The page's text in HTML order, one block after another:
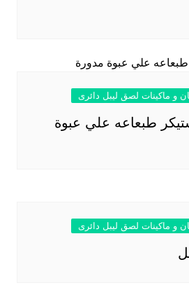
و ماكينات لصق ليبل دائرى
طبعاعه علي عبوة
و ماكينات لصق ليبل دائرى